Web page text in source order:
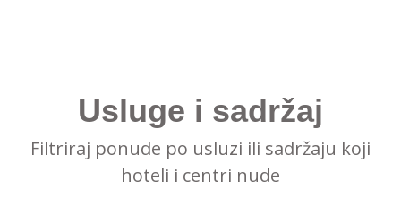
Usluge i sadržaj
Filtriraj ponude po usluzi ili sadržaju koji
hoteli i centri nude